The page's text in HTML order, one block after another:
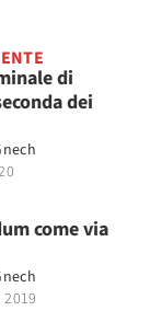
di
dei
come via